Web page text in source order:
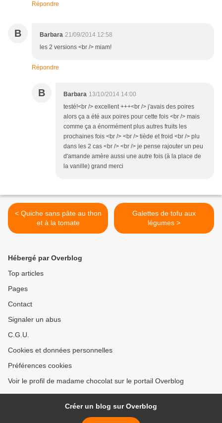
Répondre
B Barbara 21/09/2014 12:58
les 2 versions <br /> miam!
Répondre
B Barbara 13/10/2014 14:00
testé!<br /> excellent +++<br /> j'avais des poires
alors ça a été aux poires pour cette fois <br /> mais
comme ça a énormément plus autres fruits les
prochaines fois <br /> <br /> tiède et froid <br /> plu
dans les 2 cas <br /> <br /> je pense rajouter un peu
d'amande amère aussi une autre fois (à la place de
la vanille) grand merci
< Quiche sans pâte au thon
et à la tomate
Galettes de tofu aux
légumes >
Hébergé par Overblog
Top articles
Pages
Contact
Signaler un abus
C.G.U.
Cookies et données personnelles
Préférences cookies
Voir le profil de madame chocolat sur le portail Overblog
Créer un blog sur Overblog